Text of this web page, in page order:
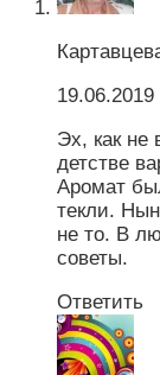
19.06.2019
Эх, как не
детстве
Аромат
текли.
не то. В
советы.
Ответить